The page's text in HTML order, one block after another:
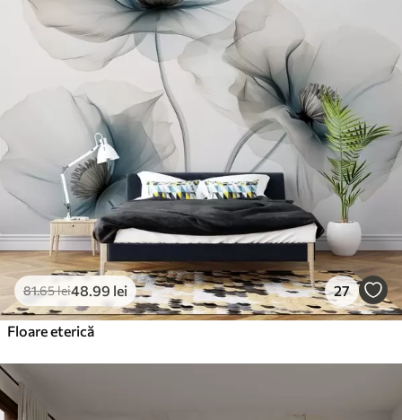
81.65lei48 .99 lei 27
Floare eterică